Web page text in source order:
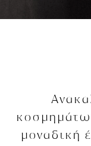
μοναδική